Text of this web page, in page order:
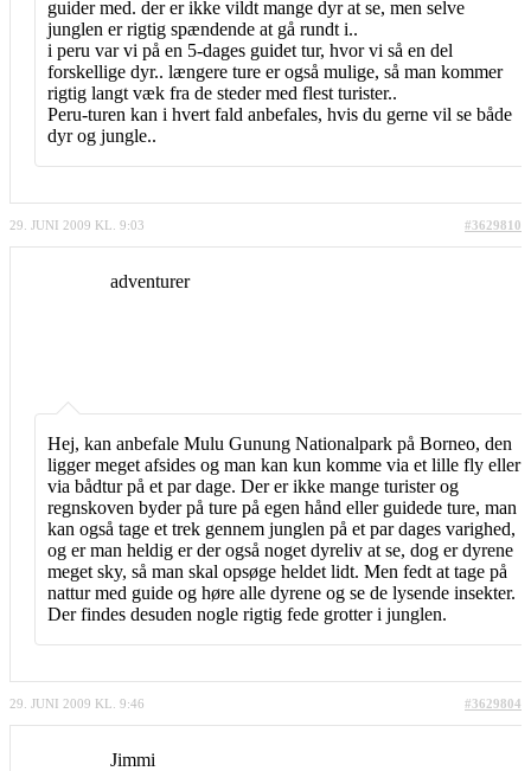
guider med. der er ikke vildt mange dyr at se, men selve
junglen er rigtig spændende at gå rundt i..
i peru var vi på en 5-dages guidet tur, hvor vi så en del
forskellige dyr.. længere ture er også mulige, så man kommer
rigtig langt væk fra de steder med flest turister..
Peru-turen kan i hvert fald anbefales, hvis du gerne vil se både
dyr og jungle..
29. JUNI 2009 KL. 9:03 #3629810
adventurer
Hej, kan anbefale Mulu Gunung Nationalpark på Borneo, den
ligger meget afsides og man kan kun komme via et lille fly eller
via bådtur på et par dage. Der er ikke mange turister og
regnskoven byder på ture på egen hånd eller guidede ture, man
kan også tage et trek gennem junglen på et par dages varighed,
og er man heldig er der også noget dyreliv at se, dog er dyrene
meget sky, så man skal opsøge heldet lidt. Men fedt at tage på
nattur med guide og høre alle dyrene og se de lysende insekter.
Der findes desuden nogle rigtig fede grotter i junglen.
29. JUNI 2009 KL. 9:46 #3629804
Jimmi